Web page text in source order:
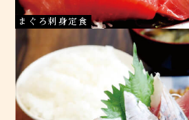
まぐろ刺身定食